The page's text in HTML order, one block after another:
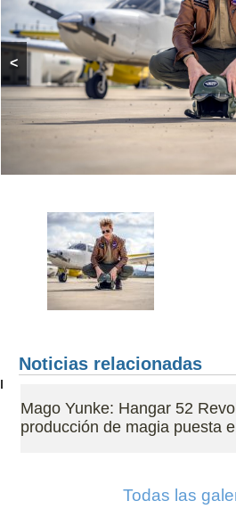
<
Noticias relacionadas
Mago Yunke: Hangar 52
producción de magia puesta
Todas las